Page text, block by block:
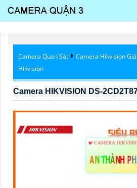
Camera Quan Sát Camera Hikvision Giá
Hikvision
Camera HIKVISION DS-